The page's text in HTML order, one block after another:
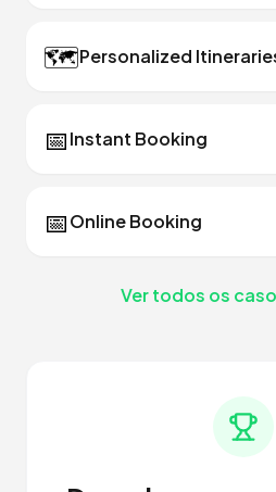
🗺️Personalized
📅Instant Booking
📅Online Booking
Ver todos os